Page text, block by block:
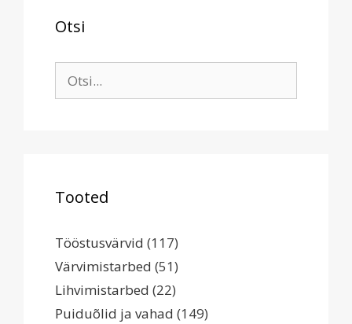
Otsi
for:
Tooted
Tööstusvärvid (117)
Värvimistarbed (51)
Lihvimistarbed (22)
Puiduõlid ja vahad (149)